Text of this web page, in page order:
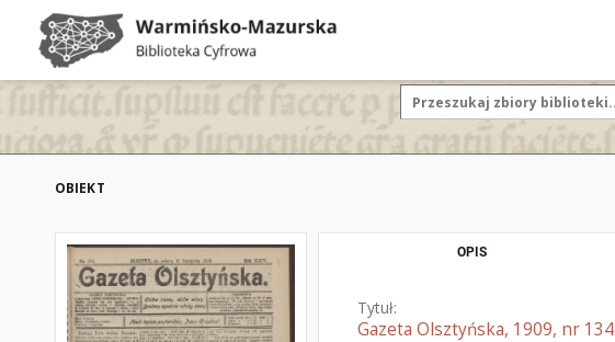
OBIEKT
OPIS
Tytuł:
Gazeta Olsztyńska, 1909, nr 134